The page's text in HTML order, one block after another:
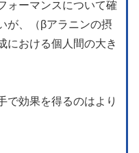
ォーマンスについて確
が、（βアラニンの摂
における個人間の大き
で効果を得るのはより